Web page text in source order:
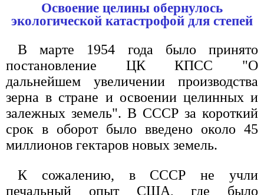
Освоение целины обернулось
экологической катастрофой для степей
В марте 1954 года было принято
постановление ЦК КПСС "О
дальнейшем увеличении производства
зерна в стране и освоении целинных и
залежных земель". В СССР за короткий
срок в оборот было введено около 45
миллионов гектаров новых земель.
К сожалению, в СССР не учли
печальный опыт США, где было